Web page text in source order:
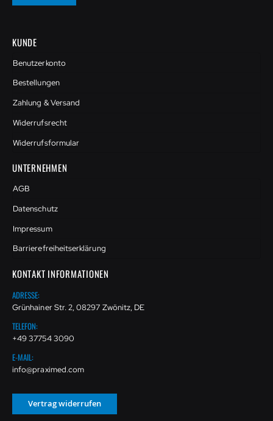
KUNDE
Benutzerkonto
Bestellungen
Zahlung & Versand
Widerrufsrecht
Widerrufsformular
UNTERNEHMEN
AGB
Datenschutz
Impressum
Barrierefreiheitserklärung
KONTAKT INFORMATIONEN
ADRESSE:
Grünhainer Str. 2, 08297 Zwönitz, DE
TELEFON:
+49 37754 3090
E-MAIL:
info@praximed.com
Vertrag widerrufen